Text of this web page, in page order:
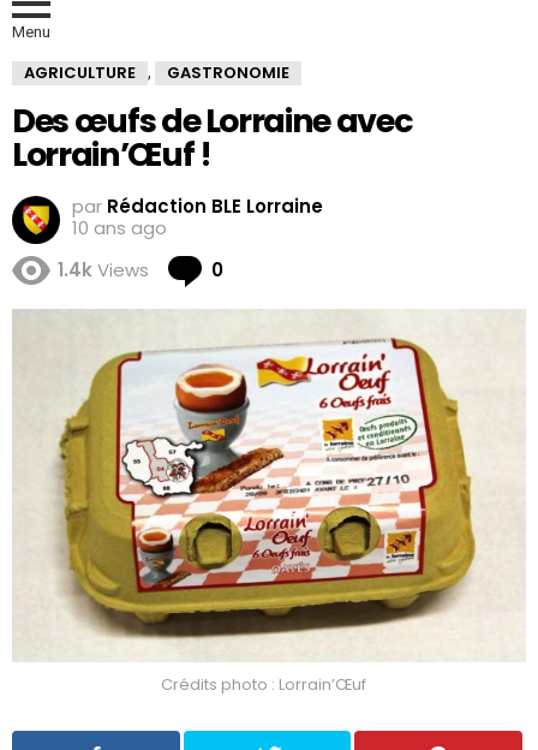
Menu
AGRICULTURE , GASTRONOMIE
Des œufs de Lorraine avec
Lorrain’Œuf !
par Rédaction BLE Lorraine
10 ans ago
1.4kViews 0
Crédits photo : Lorrain’Œuf